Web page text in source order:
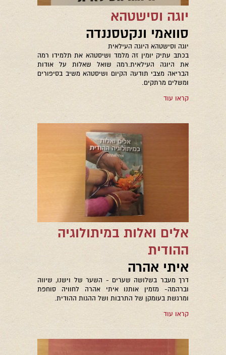
יוגה וסישטהא
סוואמי ונקטסננדה
יוגה וסישטהא היוגה העילאית
בכתב עתיק יומין זה מלמד ושיסטהא את תלמידו רמה
את היוגה העילאית.רמה שואל שאלות על אודות
הבריאה מצבי תודעה הקיום ושיסטהא משיב בסיפורים
ומשלים מרתקים.
קראו עוד
אלים ואלות במיתולוגיה
ההודית
איתי אהרה
דרך מעבר בשלושה שערים - השער של וישנו, שיווה
וברהמה- מזמין אותנו איתי אהרה לחוויה סוחפת
ומרגשת בעומקן של התרבות ושל ההגות ההודית.
קראו עוד